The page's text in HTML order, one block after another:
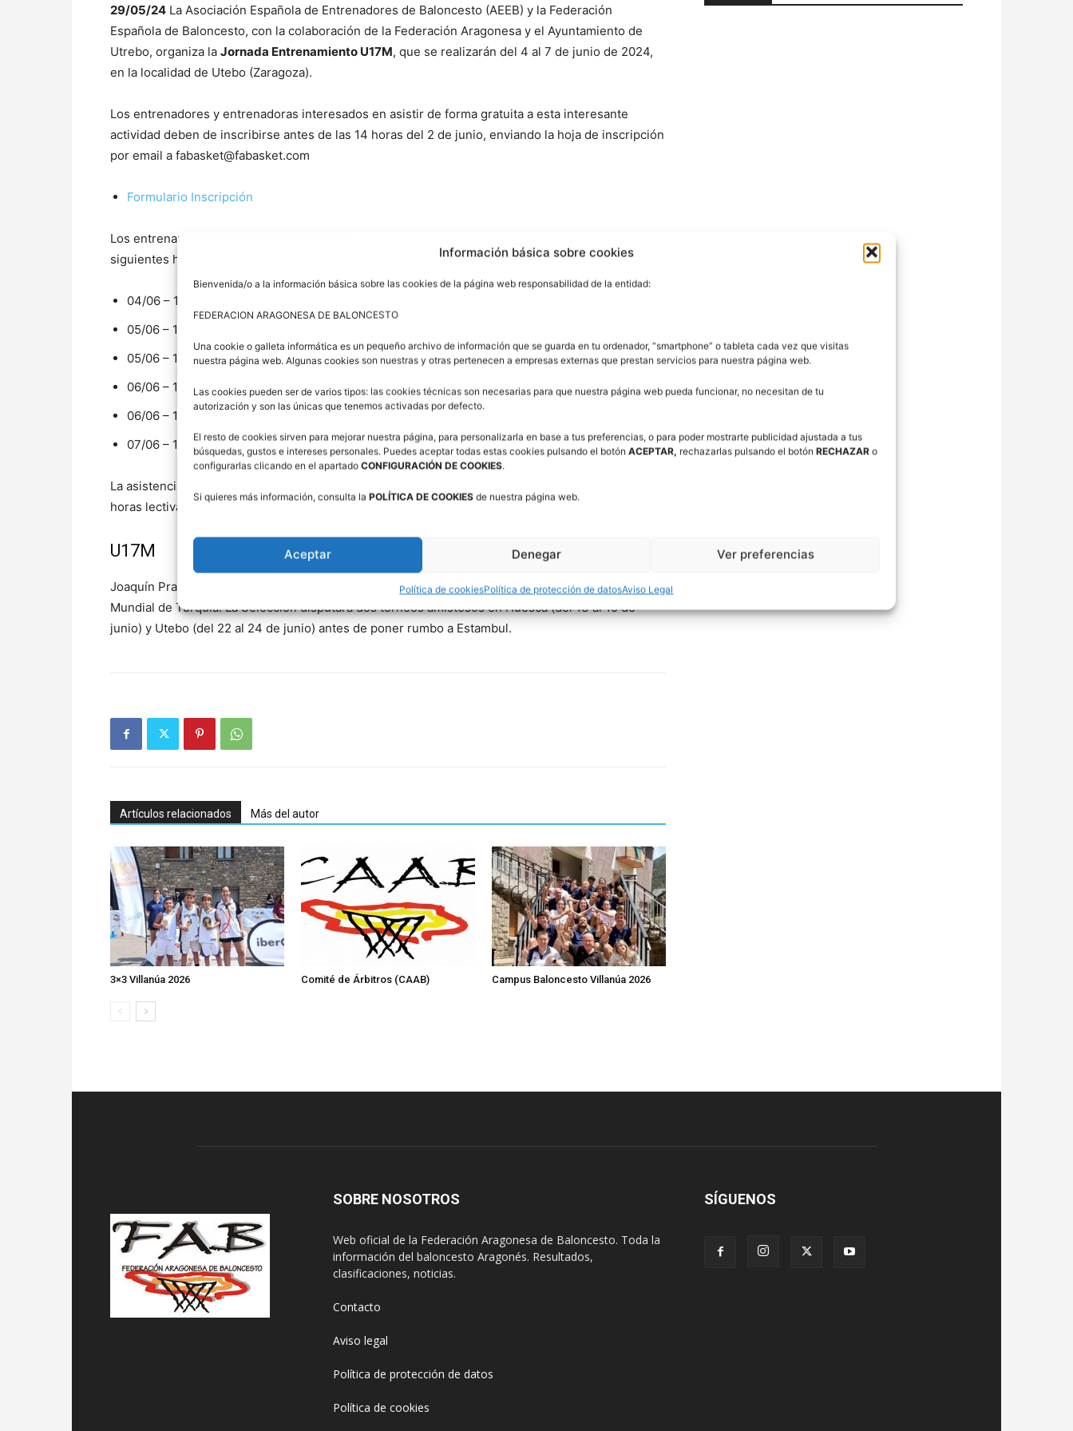
Información básica sobre cookies
Bienvenida/o a la información básica sobre las cookies de la página web responsabilidad de la entidad:
FEDERACION ARAGONESA DE BALONCESTO
Una cookie o galleta informática es un pequeño archivo de información que se guarda en tu ordenador, “smartphone” o tableta cada vez que visitas
nuestra página web. Algunas cookies son nuestras y otras pertenecen a empresas externas que prestan servicios para nuestra página web.
Las cookies pueden ser de varios tipos: las cookies técnicas son necesarias para que nuestra página web pueda funcionar, no necesitan de tu
autorización y son las únicas que tenemos activadas por defecto.
El resto de cookies sirven para mejorar nuestra página, para personalizarla en base a tus preferencias, o para poder mostrarte publicidad ajustada a tus
búsquedas, gustos e intereses personales. Puedes aceptar todas estas cookies pulsando el botón ACEPTAR, rechazarlas pulsando el botón RECHAZAR o
configurarlas clicando en el apartado CONFIGURACIÓN DE COOKIES.
Si quieres más información, consulta la POLÍTICA DE COOKIES de nuestra página web.
Aceptar Denegar Ver preferencias
Política de cookiesPolítica de protección de datosAviso Legal
29/05/24 La Asociación Española de Entrenadores de Baloncesto (AEEB) y la Federación
Española de Baloncesto, con la colaboración de la Federación Aragonesa y el Ayuntamiento de
Utrebo, organiza la Jornada Entrenamiento U17M, que se realizarán del 4 al 7 de junio de 2024,
en la localidad de Utebo (Zaragoza).
Los entrenadores y entrenadoras interesados en asistir de forma gratuita a esta interesante
actividad deben de inscribirse antes de las 14 horas del 2 de junio, enviando la hoja de inscripción
por email a fabasket@fabasket.com
Formulario Inscripción
Los entrenamientos se realizarán en el pabellón municipal Las Fuentes de Utebo, en los
siguientes horarios (aproximados):
04/06 – 18:00
05/06 – 10:30
05/06 – 18:00
06/06 – 10:30
06/06 – 18:00
07/06 – 18:00
La asistencia regular a este evento y la entrega de un pequeño dossier del mismo acredita 20
horas lectivas reconocidas por la FEB y la FAB para sus titulaciones.
U17M
Joaquín Prado y Alberto Miranda trabajarán con 16 jugadores en la concentración previa al
Mundial de Turquía. La Selección disputará dos torneos amistosos en Huesca (del 13 al 15 de
junio) y Utebo (del 22 al 24 de junio) antes de poner rumbo a Estambul.
Artículos relacionados Más del autor
3×3 Villanúa 2026 Comité de Árbitros (CAAB) Campus Baloncesto Villanúa 2026
SOBRE NOSOTROS
Web oficial de la Federación Aragonesa de Baloncesto. Toda la
información del baloncesto Aragonés. Resultados,
clasificaciones, noticias.
Contacto
Aviso legal
Política de protección de datos
Política de cookies
SÍGUENOS